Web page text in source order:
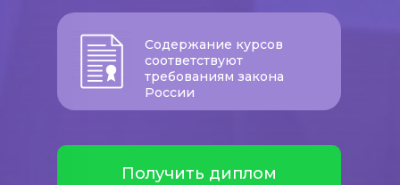
Получить диплом
Содержание курсов
соответствуют
требованиям закона
России